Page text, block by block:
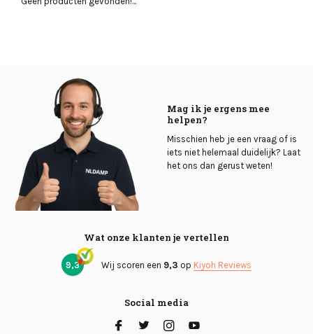
Mag ik je ergens mee
helpen?
Misschien heb je een vraag of is
iets niet helemaal duidelijk? Laat
het ons dan gerust weten!
Wat onze klanten je vertellen
9,3 Wij scoren een 9,3 op Kiyoh Reviews
Social media